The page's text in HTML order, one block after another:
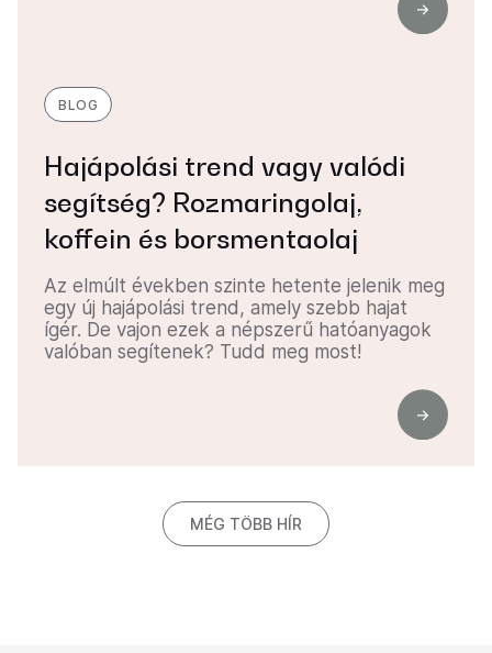
BLOG
Hajápolási trend vagy valódi
segítség? Rozmaringolaj,
koffein és borsmentaolaj
Az elmúlt években szinte hetente jelenik meg
egy új hajápolási trend, amely szebb hajat
ígér. De vajon ezek a népszerű hatóanyagok
valóban segítenek? Tudd meg most!
MÉG TÖBB HÍR